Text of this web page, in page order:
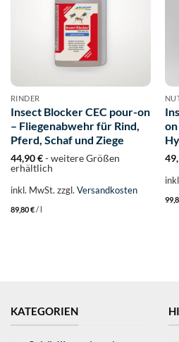
RINDER
Insect Blocker CEC pour-on
– Fliegenabwehr für Rind,
Pferd, Schaf und Ziege
44,90€- weitere Größen
erhältlich
inkl. MwSt. zzgl. Versandkosten
89,80€/ l
KATEGORIEN